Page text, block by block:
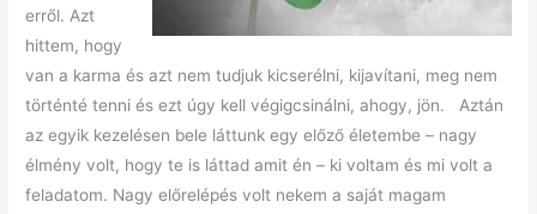
erről. Azt
hittem, hogy
van a karma és azt nem tudjuk kicserélni, kijavítani, meg nem
történté tenni és ezt úgy kell végigcsinálni, ahogy, jön. Aztán
az egyik kezelésen bele láttunk egy előző életembe – nagy
élmény volt, hogy te is láttad amit én – ki voltam és mi volt a
feladatom. Nagy előrelépés volt nekem a saját magam